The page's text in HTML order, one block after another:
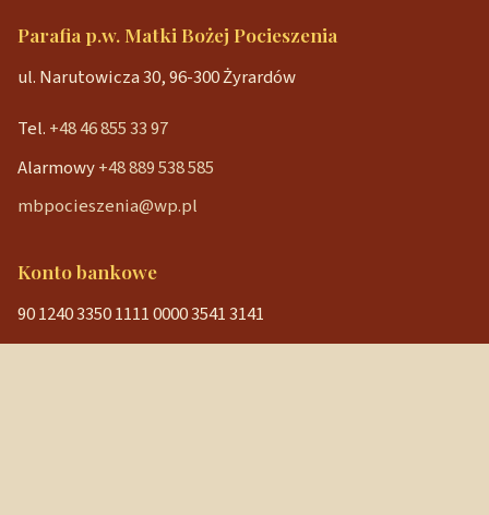
Parafia p.w. Matki Bożej Pocieszenia
ul. Narutowicza 30, 96-300 Żyrardów
Tel. +48 46 855 33 97
Alarmowy+48 889 538 585
mbpocieszenia@wp.pl
Konto bankowe
90 1240 3350 1111 0000 3541 3141